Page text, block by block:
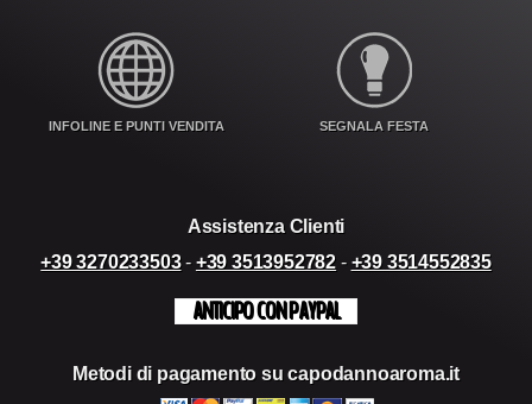
INFOLINE E PUNTI VENDITA SEGNALA FESTA
Assistenza Clienti
+39 3270233503- +39 3513952782 - +39 3514552835
ANTICIPO CON PAYPAL
Metodi di pagamento su capodannoaroma.it